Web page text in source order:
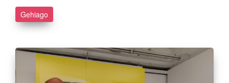
Gehiago